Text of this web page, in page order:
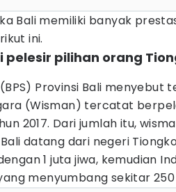
Bali memiliki banyak
ini.
pelesir pilihan orang
Provinsi Bali menyebut
(Wisman) tercatat
2017. Dari jumlah itu,
datang dari negeri
1 juta jiwa, kemudian
menyumbang sekitar 250